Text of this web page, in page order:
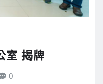
室 揭牌
0